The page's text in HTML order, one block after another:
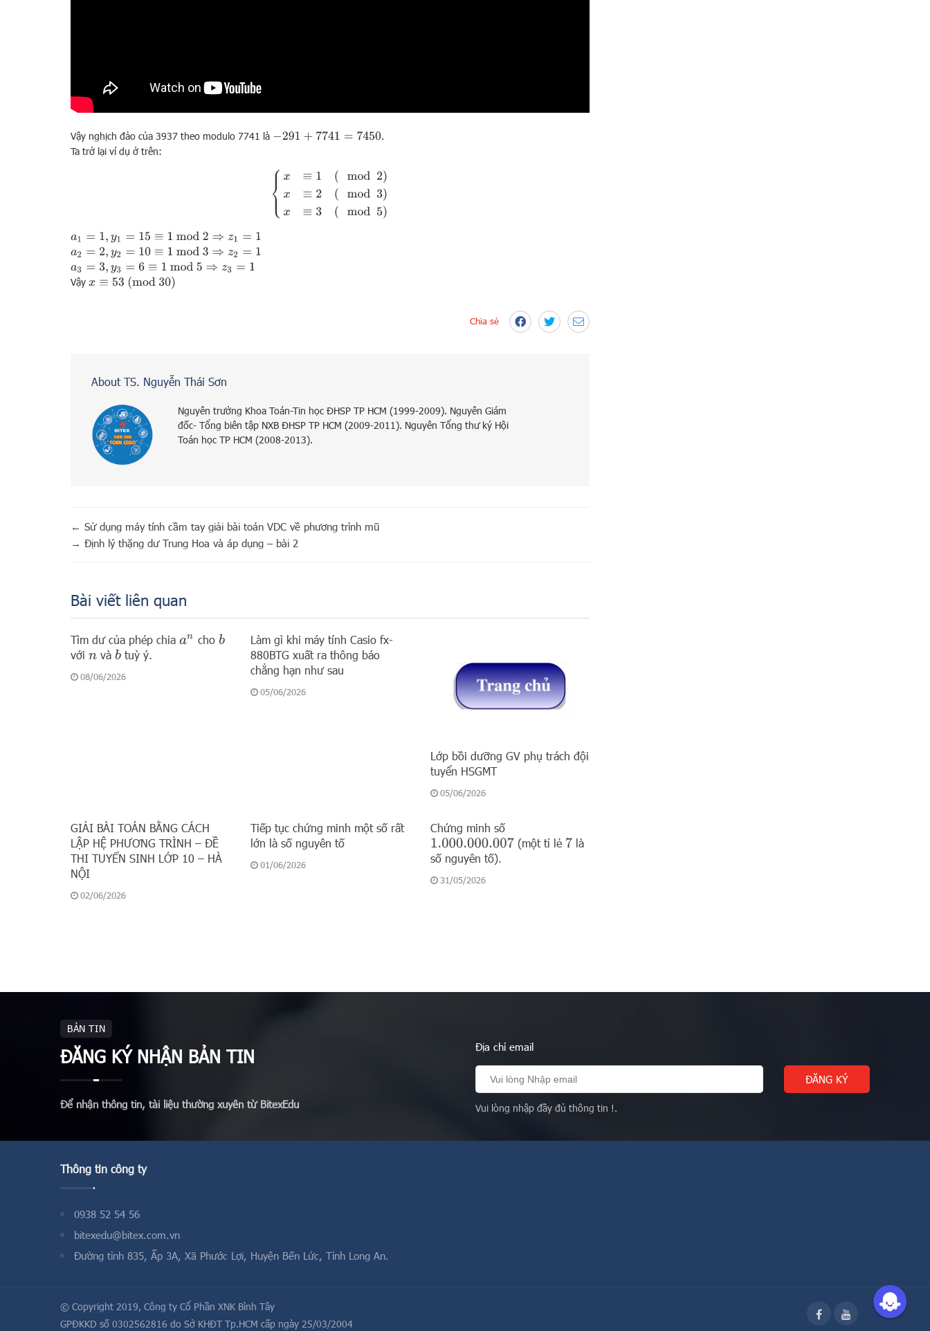
Vậy nghịch đảo của 3937 theo modulo 7741 là −291+ 7741=7450
.
Ta trở lại ví dụ ở trên:
{x ≡1 mod 2 ≡2 mod3 x≡3
a1 =1, y1=15 ≡1 mod 2 ⇒ z1=1
a2 =2, y2=10 ≡1 mod 3 ⇒ z2=1
a3 =3, y3=6≡ 1 mod 5 ⇒ z3=1
Vậy x≡53 (mod 30)
Chia sẻ
About TS. Nguyễn Thái Sơn
Nguyên trưởng Khoa Toán-Tin học ĐHSP TP HCM (1999-2009). Nguyên Giám
đốc- Tổng biên tập NXB ĐHSP TP HCM (2009-2011). Nguyên Tổng thư ký Hội
Toán học TP HCM (2008-2013).
← Sử dụng máy tính cầm tay giải bài toán VDC về phương trình mũ
→ Định lý thặng dư Trung Hoa và áp dụng – bài 2
Bài viết liên quan
Tìm dư của phép chia an cho b
với n vàb tuỳ ý.
08/06/2026
Làm gì khi máy tính Casio fx-
880BTG xuất ra thông báo
chẳng hạn như sau
05/06/2026
Lớp bồi dưỡng GV phụ trách đội
tuyển HSGMT
05/06/2026
GIẢI BÀI TOÁN BẰNG CÁCH
LẬP HỆ PHƯƠNG TRÌNH – ĐỀ
THI TUYỂN SINH LỚP 10 – HÀ
NỘI
02/06/2026
Tiếp tục chứng minh một số rất
lớn là số nguyên tố
01/06/2026
Chứng minh số
1.000.000.007
(một tỉ lẻ 7 là
số nguyên tố).
31/05/2026
BẢN TIN
ĐĂNG KÝ NHẬN BẢN TIN
Để nhận thông tin, tài liệu thường xuyên từ BitexEdu
Địa chỉ email
Vui lòng nhập đầy đủ thông tin !.
Thông tin công ty
0938 52 54 56
bitexedu@bitex.com.vn
Đường tỉnh 835, Ấp 3A, Xã Phước Lợi, Huyện Bến Lức, Tỉnh Long An.
© Copyright 2019, Công ty Cổ Phần XNK Bình Tây
GPĐKKD số 0302562816 do Sở KHĐT Tp.HCM cấp ngày 25/03/2004